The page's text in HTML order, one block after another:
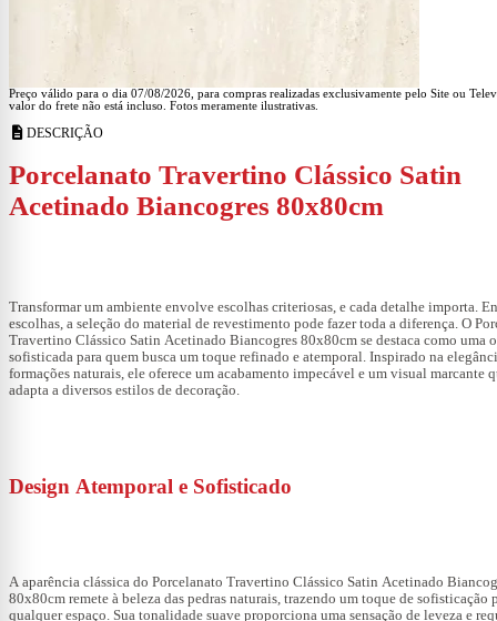
Preço válido para o dia 07/08/2026, para compras realizadas exclusivamente pelo Site ou
valor do frete não está incluso. Fotos meramente ilustrativas.
description DESCRIÇÃO
Porcelanato Travertino Clássico Satin
Acetinado Biancogres 80x80cm
Transformar um ambiente envolve escolhas criteriosas, e cada detalhe importa.
escolhas, a seleção do material de revestimento pode fazer toda a diferença. O
Travertino Clássico Satin Acetinado Biancogres 80x80cm se destaca como uma
sofisticada para quem busca um toque refinado e atemporal. Inspirado na
formações naturais, ele oferece um acabamento impecável e um visual marcante
adapta a diversos estilos de decoração.
Design Atemporal e Sofisticado
A aparência clássica do Porcelanato Travertino Clássico Satin Acetinado
80x80cm remete à beleza das pedras naturais, trazendo um toque de sofisticação
qualquer espaço. Sua tonalidade suave proporciona uma sensação de leveza e